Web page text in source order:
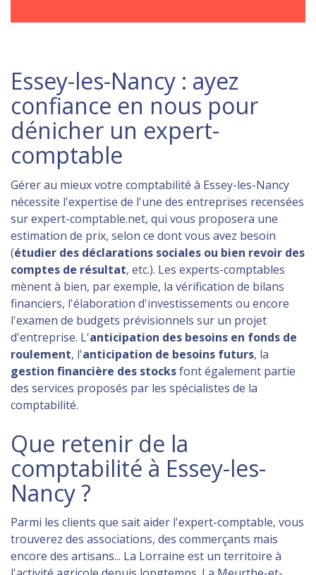
Essey-les-Nancy : ayez
confiance en nous pour
dénicher un expert-
comptable
Gérer au mieux votre comptabilité à Essey-les-Nancy
nécessite l'expertise de l'une des entreprises recensées
sur expert-comptable.net, qui vous proposera une
estimation de prix, selon ce dont vous avez besoin
(étudier des déclarations sociales ou bien revoir des
comptes de résultat, etc.). Les experts-comptables
mènent à bien, par exemple, la vérification de bilans
financiers, l'élaboration d'investissements ou encore
l'examen de budgets prévisionnels sur un projet
d'entreprise. L'anticipation des besoins en fonds de
roulement, l'anticipation de besoins futurs, la
gestion financière des stocksfont également partie
des services proposés par les spécialistes de la
comptabilité.
Que retenir de la
comptabilité à Essey-les-
Nancy ?
Parmi les clients que sait aider l'expert-comptable, vous
trouverez des associations, des commerçants mais
encore des artisans... La Lorraine est un territoire à